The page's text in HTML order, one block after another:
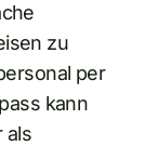
zu
per
kann
als